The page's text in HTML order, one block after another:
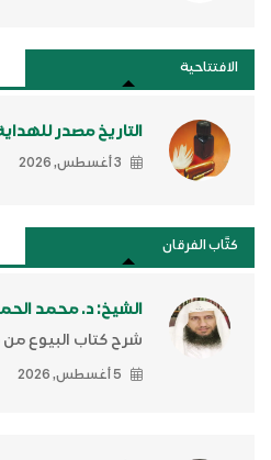
الافتتاحية
التاريخ مصدر
3 أغسطس, 2026
كتَّاب الفرقان
الشيخ: د. محمد
شرح كتاب البيوع
5 أغسطس, 2026